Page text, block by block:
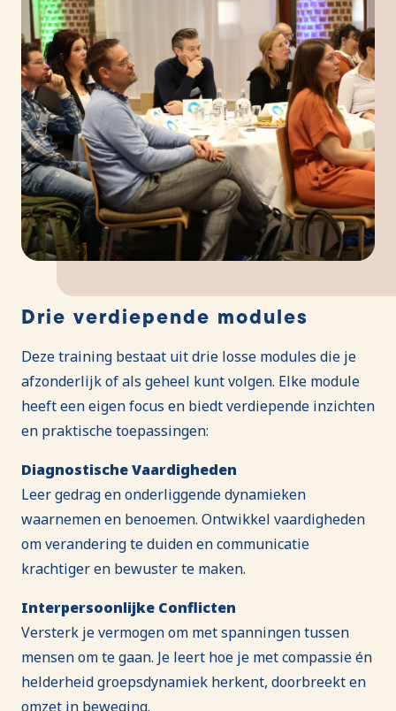
Drie verdiepende modules
Deze training bestaat uit drie losse modules die je
afzonderlijk of als geheel kunt volgen. Elke module
heeft een eigen focus en biedt verdiepende inzichten
en praktische toepassingen:
Diagnostische Vaardigheden
Leer gedrag en onderliggende dynamieken
waarnemen en benoemen. Ontwikkel vaardigheden
om verandering te duiden en communicatie
krachtiger en bewuster te maken.
Interpersoonlijke Conflicten
Versterk je vermogen om met spanningen tussen
mensen om te gaan. Je leert hoe je met compassie én
helderheid groepsdynamiek herkent, doorbreekt en
omzet in beweging.